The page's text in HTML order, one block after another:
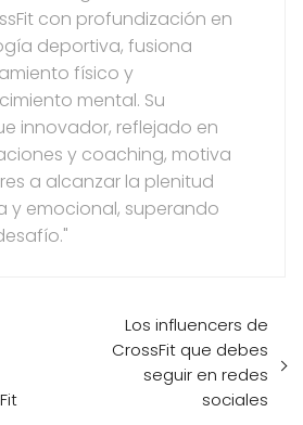
con profundización en
deportiva, fusiona
físico y
mental. Su
innovador, reflejado en
y coaching, motiva
a alcanzar la plenitud
y emocional, superando
Los influencers de
CrossFit que debes
seguir en redes
sociales